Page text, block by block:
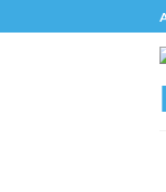
to